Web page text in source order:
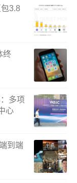
3.8
终
多项
心
到端